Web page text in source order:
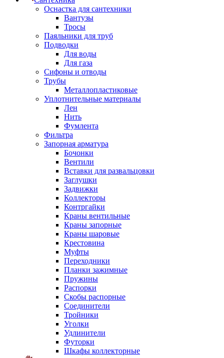
Оснастка для сантехники
Вантузы
Тросы
Паяльники для труб
Подводки
Для воды
Для газа
Сифоны и отводы
Трубы
Металлопластиковые
Уплотнительные материалы
Лен
Нить
Фумлента
Фильтра
Запорная арматура
Бочонки
Вентили
Вставки для развальцовки
Заглушки
Задвижки
Коллекторы
Контргайки
Краны вентильные
Краны запорные
Краны шаровые
Крестовина
Муфты
Переходники
Планки зажимные
Пружины
Распорки
Скобы распорные
Соединители
Тройники
Уголки
Удлинители
Футорки
Шкафы коллекторные